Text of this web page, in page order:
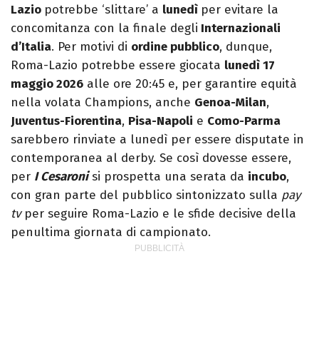
Lazio potrebbe ‘slittare’ a lunedì per evitare la
concomitanza con la finale degli Internazionali
d’Italia. Per motivi di ordine pubblico, dunque,
Roma-Lazio potrebbe essere giocata lunedì 17
maggio 2026 alle ore 20:45 e, per garantire equità
nella volata Champions, anche Genoa-Milan,
Juventus-Fiorentina, Pisa-Napoli e Como-Parma
sarebbero rinviate a lunedì per essere disputate in
contemporanea al derby. Se così dovesse essere,
per I Cesaronisi prospetta una serata da incubo,
con gran parte del pubblico sintonizzato sulla pay
tvper seguire Roma-Lazio e le sfide decisive della
penultima giornata di campionato.